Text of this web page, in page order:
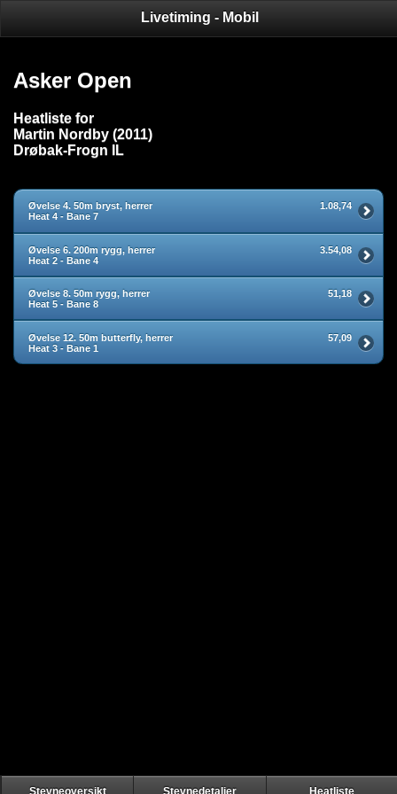
Livetiming - Mobil
Asker Open
Heatliste for
Martin Nordby (2011)
Drøbak-Frogn IL
Øvelse 4. 50m bryst, herrer
Heat 4 - Bane 7
1.08,74
Øvelse 6. 200m rygg, herrer
Heat 2 - Bane 4
3.54,08
Øvelse 8. 50m rygg, herrer
Heat 5 - Bane 8
51,18
Øvelse 12. 50m butterfly, herrer
Heat 3 - Bane 1
57,09